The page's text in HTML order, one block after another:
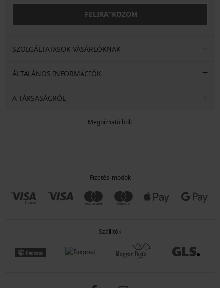
FELIRATKOZOM
SZOLGÁLTATÁSOK VÁSÁRLÓKNAK
ÁLTALÁNOS INFORMÁCIÓK
A TÁRSASÁGRÓL
Megbízható bolt
Fizetési módok
Szállítók